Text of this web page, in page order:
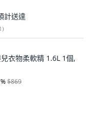
計送達
)
衣物柔軟精 1.6L 1個,
%$869